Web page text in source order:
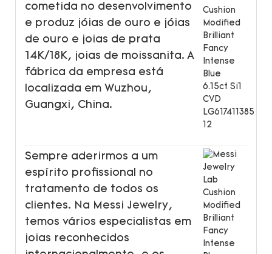
cometida no desenvolvimento
e produz jóias de ouro e jóias
de ouro e joias de prata
14K/18K, joias de moissanita. A
fábrica da empresa está
localizada em Wuzhou,
Guangxi, China.
Sempre aderirmos a um
espírito profissional no
tratamento de todos os
clientes. Na Messi Jewelry,
temos vários especialistas em
joias reconhecidos